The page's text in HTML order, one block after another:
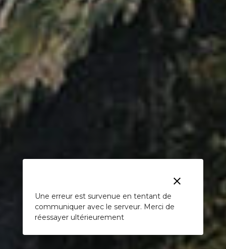
clear
Une erreur est survenue en tentant de
communiquer avec le serveur. Merci de
réessayer ultérieurement